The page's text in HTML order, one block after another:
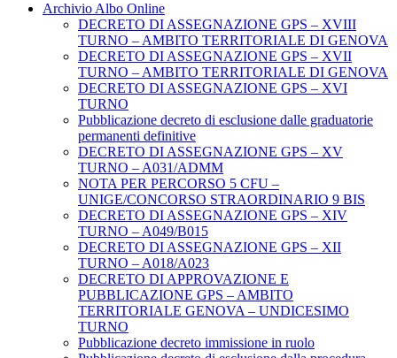
Archivio Albo Online
DECRETO DI ASSEGNAZIONE GPS – XVIII
TURNO – AMBITO TERRITORIALE DI GENOVA
DECRETO DI ASSEGNAZIONE GPS – XVII
TURNO – AMBITO TERRITORIALE DI GENOVA
DECRETO DI ASSEGNAZIONE GPS – XVI
TURNO
Pubblicazione decreto di esclusione dalle graduatorie
permanenti definitive
DECRETO DI ASSEGNAZIONE GPS – XV
TURNO – A031/ADMM
NOTA PER PERCORSO 5 CFU –
UNIGE/CONCORSO STRAORDINARIO 9 BIS
DECRETO DI ASSEGNAZIONE GPS – XIV
TURNO – A049/B015
DECRETO DI ASSEGNAZIONE GPS – XII
TURNO – A018/A023
DECRETO DI APPROVAZIONE E
PUBBLICAZIONE GPS – AMBITO
TERRITORIALE GENOVA – UNDICESIMO
TURNO
Pubblicazione decreto immissione in ruolo